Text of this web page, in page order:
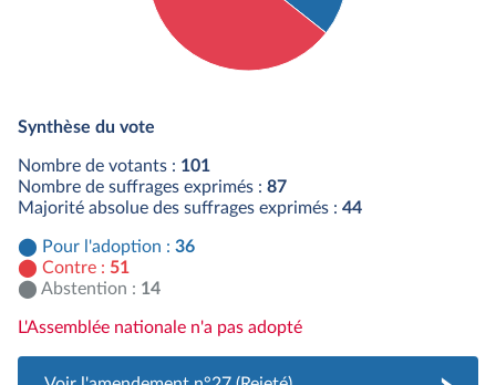
Synthèse du vote
Nombre de votants : 101
Nombre de suffrages exprimés : 87
Majorité absolue des suffrages exprimés : 44
Pour l'adoption : 36
Contre : 51
Abstention : 14
L'Assemblée nationale n'a pas adopté